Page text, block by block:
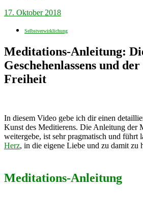
17. Oktober 2018
Selbstverwirklichung
Meditations-Anleitung:
Geschehenlassens und
Freiheit
In diesem Video gebe ich dir einen
Kunst des Meditierens. Die Anleitung der
weitergebe, ist sehr pragmatisch und führt
Herz, in die eigene Liebe und zu damit zu
Meditations-Anleitung